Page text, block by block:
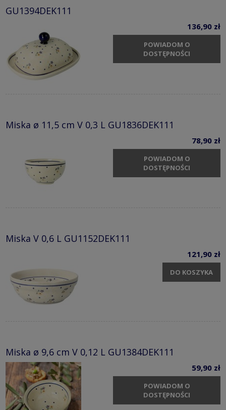
GU1394DEK111
136,90 zł
POWIADOM O
DOSTĘPNOŚCI
Miska ø 11,5 cm V 0,3 L GU1836DEK111
78,90 zł
POWIADOM O
DOSTĘPNOŚCI
Miska V 0,6 L GU1152DEK111
121,90 zł
DO KOSZYKA
Miska ø 9,6 cm V 0,12 L GU1384DEK111
59,90 zł
POWIADOM O
DOSTĘPNOŚCI